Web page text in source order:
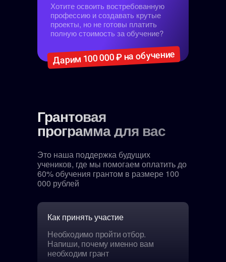
Хотите освоить востребованную
профессию и создавать крутые
проекты, но не готовы платить
полную стоимость за обучение?
Дарим 100 000 ₽ на обучение
Грантовая
программа для вас
Как принять участие
Это наша поддержка будущих
учеников, где мы помогаем оплатить до
60% обучения грантом в размере 100
000 рублей
Необходимо пройти отбор.
Напиши, почему именно вам
необходим грант